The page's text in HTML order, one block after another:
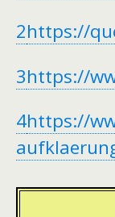
2https://
3https://
4https://